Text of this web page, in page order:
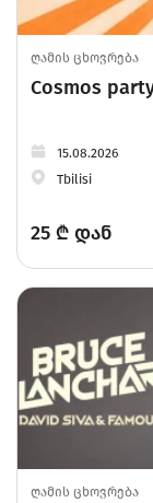
ღამის ცხოვრება
Cosmos party
15.08.2026
Tbilisi
25 ₾ დან
ღამის ცხოვრება